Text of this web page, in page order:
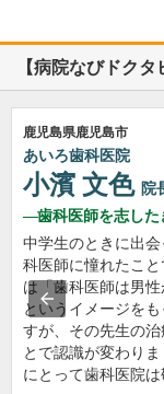
【病院なびドク
鹿児島県鹿児島市
あいろ歯科医院
小濱 文色 院
歯科医師を志した
中学生のときに出
科医師に憧れたこ
は「歯科医師は男性
というイメージを
すが、その先生の治
とで認識が変わり
にとって歯科医院